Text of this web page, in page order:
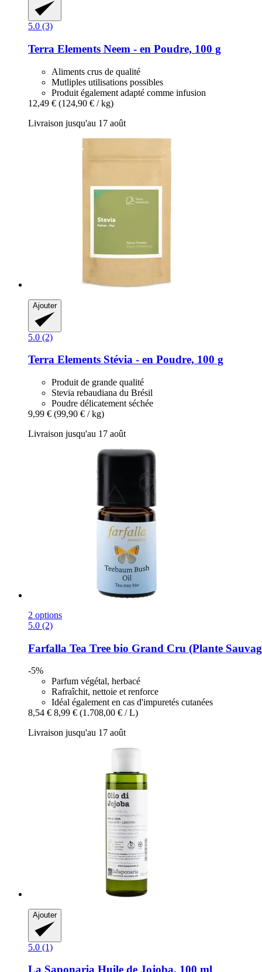
5.0 (3)
Terra Elements Neem -​ en Poudre, 100 g
Aliments crus de qualité
Mutliples utilisations possibles
Produit également adapté comme infusion
12,49 € (124,90 € / kg)
Livraison jusqu'au 17 août
Ajouter
5.0 (2)
Terra Elements Stévia -​ en Poudre, 100 g
Produit de grande qualité
Stevia rebaudiana du Brésil
Poudre délicatement séchée
9,99 € (99,90 € / kg)
Livraison jusqu'au 17 août
2 options
5.0 (2)
Farfalla Tea Tree bio Grand Cru (Plante
-5%
Parfum végétal, herbacé
Rafraîchit, nettoie et renforce
Idéal également en cas d'impuretés cutanées
8,54 € 8,99 € (1.708,00 € / L)
Livraison jusqu'au 17 août
Ajouter
5.0 (1)
La Saponaria Huile de Jojoba, 100 ml